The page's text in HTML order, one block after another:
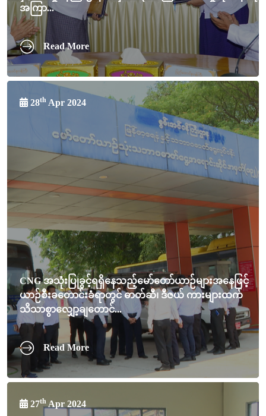
အကြာ...
Read More
28th Apr 2024
CNG အသုံးပြုခွင့်ရရှိနေသည့်မော်တော်ယာဉ်များအနေဖြင့်
ယာဉ်စီးခတောင်းခံရာတွင် ဓာတ်ဆီ၊ ဒီဇယ် ကားများထက်
သိသာစွာလျှော့ချတောင်...
Read More
27th Apr 2024